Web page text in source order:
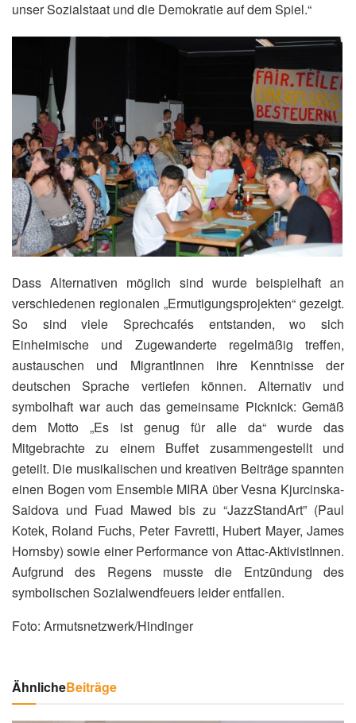
unser Sozialstaat und die Demokratie auf dem Spiel.“
Dass Alternativen möglich sind wurde beispielhaft an
verschiedenen regionalen „Ermutigungsprojekten“ gezeigt.
So sind viele Sprechcafés entstanden, wo sich
Einheimische und Zugewanderte regelmäßig treffen,
austauschen und MigrantInnen ihre Kenntnisse der
deutschen Sprache vertiefen können. Alternativ und
symbolhaft war auch das gemeinsame Picknick: Gemäß
dem Motto „Es ist genug für alle da“ wurde das
Mitgebrachte zu einem Buffet zusammengestellt und
geteilt. Die musikalischen und kreativen Beiträge spannten
einen Bogen vom Ensemble MIRA über Vesna Kjurcinska-
Saidova und Fuad Mawed bis zu “JazzStandArt” (Paul
Kotek, Roland Fuchs, Peter Favretti, Hubert Mayer, James
Hornsby) sowie einer Performance von Attac-AktivistInnen.
Aufgrund des Regens musste die Entzündung des
symbolischen Sozialwendfeuers leider entfallen.
Foto: Armutsnetzwerk/Hindinger
ÄhnlicheBeiträge